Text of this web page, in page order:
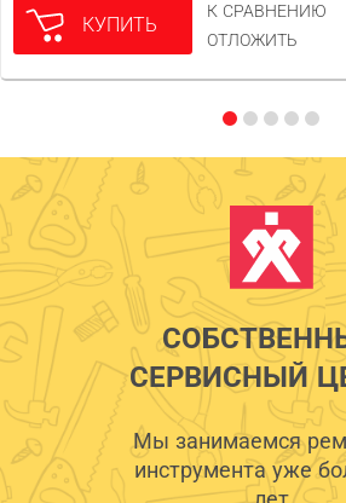
КУПИТЬ
К СРАВНЕНИЮ
ОТЛОЖИТЬ
СЕРВИСНЫЙ
Мы занимаемся
инструмента уже